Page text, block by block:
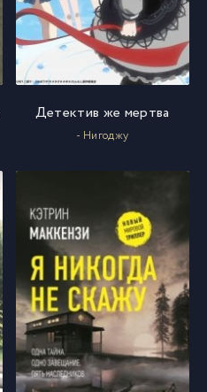
Детектив же мертва
- Нигоджу